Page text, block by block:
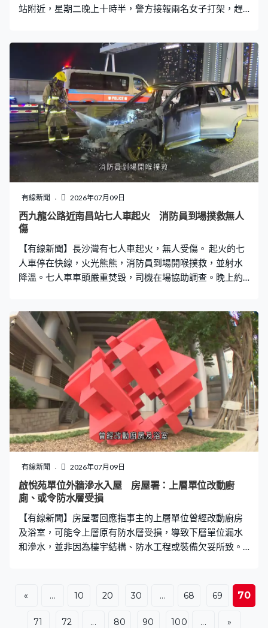
站附近，星期二晚上十時半，警方接報兩名女子打架，趕
殺拘捕疑兇。據了解兩人不認識，初步調查兩人曾因事爭
執推撞，期間事主懷疑被推倒地上。
有線新聞 2026年07月09日
西九龍公路近南昌站七人車起火 消防員到場撲救無人
傷
【有線新聞】長沙灣有七人車起火，無人受傷。 起火的七
人車停在快線，火光熊熊，消防員到場開喉撲救，並射水
降溫。七人車車頭嚴重焚毀，司機在場協助調查。晚上約
有線新聞 2026年07月09日
啟悅苑單位外牆滲水入屋 房屋署：上層單位改動廚
廁、或令防水層受損
【有線新聞】房屋署回應指事主的上層單位曾經改動廚房
及浴室，可能令上層原有防水層受損，導致下層單位漏水
和滲水，並非因為樓宇結構、防水工程或裝備欠妥所致。
«
... 10 20 30 ... 68 69 70
71 72 ... 80 90 100 ... »